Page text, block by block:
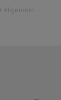
Allgemein